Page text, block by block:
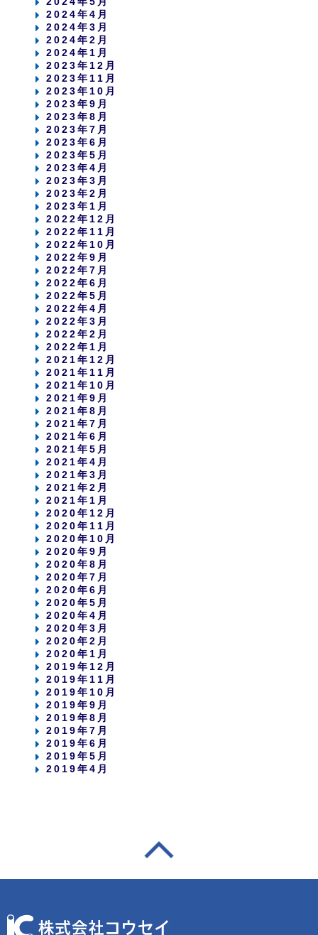
2024年4月
2024年3月
2024年2月
2024年1月
2023年12月
2023年11月
2023年10月
2023年9月
2023年8月
2023年7月
2023年6月
2023年5月
2023年4月
2023年3月
2023年2月
2023年1月
2022年12月
2022年11月
2022年10月
2022年9月
2022年7月
2022年6月
2022年5月
2022年4月
2022年3月
2022年2月
2022年1月
2021年12月
2021年11月
2021年10月
2021年9月
2021年8月
2021年7月
2021年6月
2021年5月
2021年4月
2021年3月
2021年2月
2021年1月
2020年12月
2020年11月
2020年10月
2020年9月
2020年8月
2020年7月
2020年6月
2020年5月
2020年4月
2020年3月
2020年2月
2020年1月
2019年12月
2019年11月
2019年10月
2019年9月
2019年8月
2019年7月
2019年6月
2019年5月
2019年4月